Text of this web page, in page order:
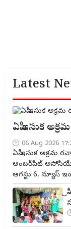
Latest
ఏపీ ఇసుక
06 Aug 2026
ఏపీ ఇసుక అక్రమ
అంబర్‌పేట్
ఆగస్టు 6, న్యూస్